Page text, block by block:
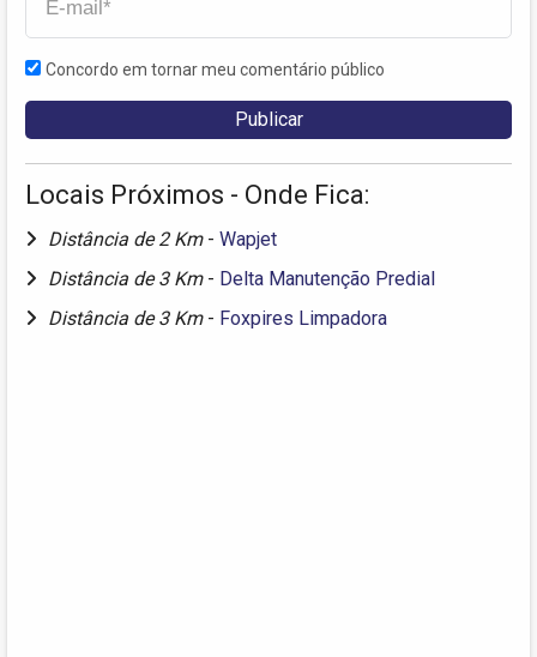
Concordo em tornar meu comentário público
Locais Próximos - Onde Fica:
Distância de 2 Km - Wapjet
Distância de 3 Km - Delta Manutenção Predial
Distância de 3 Km - Foxpires Limpadora